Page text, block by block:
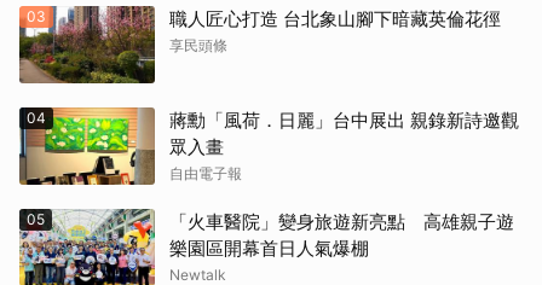
03 職人匠心打造 台北象山腳下暗藏英倫花徑
享民頭條
04
蔣勳「風荷．日麗」台中展出 親錄新詩邀觀
眾入畫
自由電子報
05
「火車醫院」變身旅遊新亮點 高雄親子遊
樂園區開幕首日人氣爆棚
Newtalk